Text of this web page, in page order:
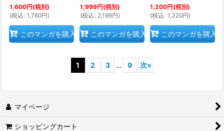
1,600円(税別)
(税込 : 1,760円)
このマンガを購入
1,999円(税別)
(税込 : 2,199円)
このマンガを購入
1,200円(税別)
(税込 : 1,320円)
このマンガを購入
1 2 3 ... 9 次»
マイページ
ショッピングカート